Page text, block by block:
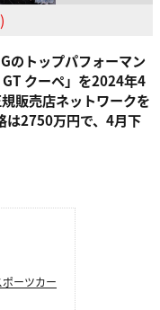
のトップパフォーマン
クーペ」を2024年4
販売店ネットワークを
は2750万円で、4月下
ーツカー